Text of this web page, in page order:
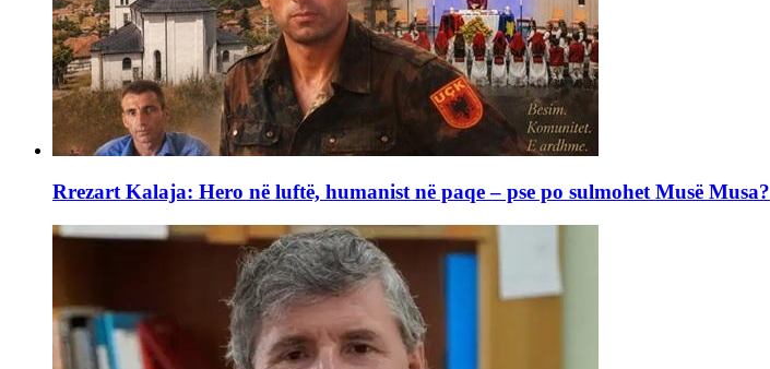
Rrezart Kalaja: Hero në luftë, humanist në paqe – pse po sulmohet Musë Musa?